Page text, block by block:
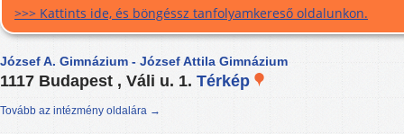
>>> Kattints ide, és böngéssz tanfolyamkereső oldalunkon.
József A. Gimnázium - József Attila Gimnázium
1117 Budapest , Váli u. 1. Térkép
Tovább az intézmény oldalára →